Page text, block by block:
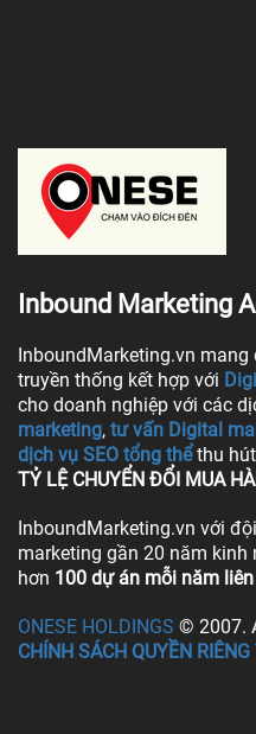
Inbound Marketing
InboundMarketing.vn
truyền thống kết hợp với
cho doanh nghiệp với các
marketing, tư vấn Digital
dịch vụ SEO tổng thể thu
TỶ LỆ CHUYỂN ĐỔI MUA
InboundMarketing.vn với
marketing gần 20 năm kinh
hơn 100 dự án mỗi năm
ONESE HOLDINGS © 2007.
CHÍNH SÁCH QUYỀN